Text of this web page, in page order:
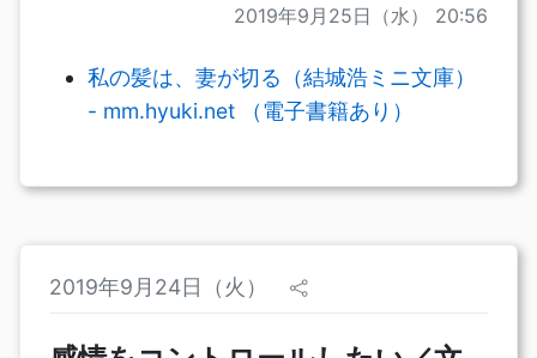
2019年9月25日（水） 20:56
私の髪は、妻が切る（結城浩ミニ文庫）
- mm.hyuki.net （電子書籍あり）
2019年9月24日（火）